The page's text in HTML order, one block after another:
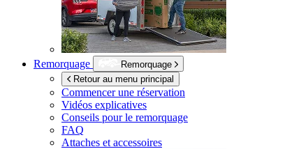
Remorquage
Remorquage
Retour au menu principal
Commencer une réservation
Vidéos explicatives
Conseils pour le remorquage
FAQ
Attaches et accessoires